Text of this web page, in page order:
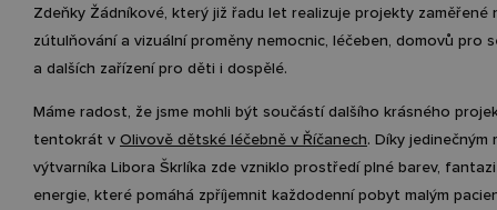
Zdeňky Žádníkové, který již řadu let realizuje projekty zaměřené
zútulňování a vizuální proměny nemocnic, léčeben, domovů pro
a dalších zařízení pro děti i dospělé.
Máme radost, že jsme mohli být součástí dalšího krásného
tentokrát vOlivově dětské léčebně v Říčanech. Díky jedinečným
výtvarníka Libora Škrlíka zde vzniklo prostředí plné barev,
energie, které pomáhá zpříjemnit každodenní pobyt malým